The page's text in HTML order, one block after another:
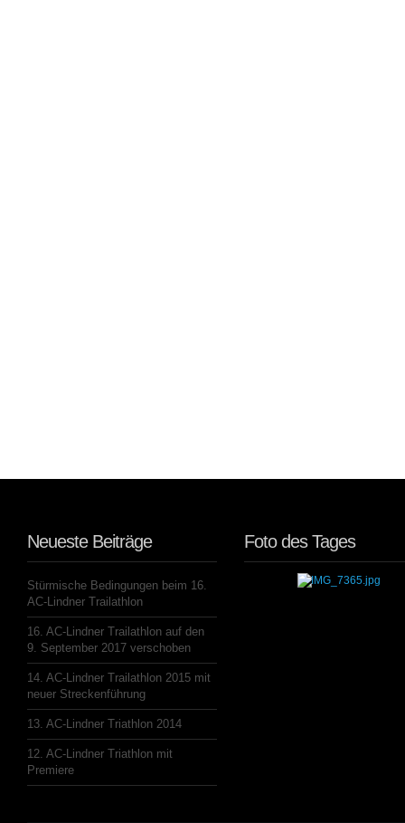
Neueste Beiträge
Stürmische Bedingungen beim 16.
AC-Lindner Trailathlon
16. AC-Lindner Trailathlon auf den
9. September 2017 verschoben
14. AC-Lindner Trailathlon 2015 mit
neuer Streckenführung
13. AC-Lindner Triathlon 2014
12. AC-Lindner Triathlon mit
Premiere
Foto des Tages